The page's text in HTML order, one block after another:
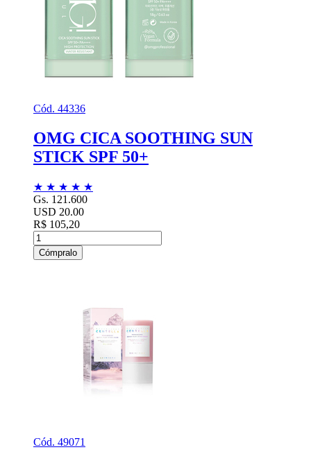
Cód. 44336
OMG CICA SOOTHING SUN
STICK SPF 50+
★ ★ ★ ★ ★
Gs. 121.600
USD 20.00
R$ 105,20
Cómpralo
Cód. 49071